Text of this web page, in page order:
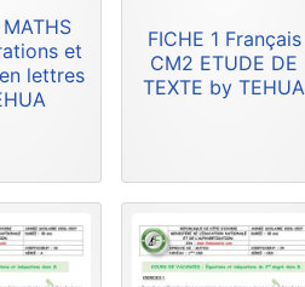
et
lettres
FICHE 1 Français
CM2 ETUDE DE
TEXTE by TEHUA